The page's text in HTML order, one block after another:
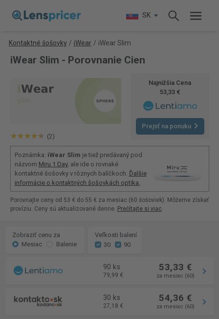
SK
Kontaktné šošovky / iWear / iWear Slim
iWear Slim - Porovnanie Cien
(2)
Najnižšia Cena
53,33 €
Prejsť na ponuku
Poznámka: iWear Slim je tiež predávaný pod
názvom Miru 1 Day, ale ide o rovnaké
kontaktné šošovky v rôznych balíčkoch. Ďalšie
informácie o kontaktných šošovkách optika.
Porovnajte ceny od 53 € do 55 € za mesiac (60 šošoviek). Môžeme získať
províziu. Ceny sú aktualizované denne. Prečítajte si viac.
Zobraziť cenu za
Mesiac
Balenie
Veľkosti balení
30
90
90 ks
79,99 €
53,33 €
za mesiac (60)
30 ks
27,18 €
54,36 €
za mesiac (60)